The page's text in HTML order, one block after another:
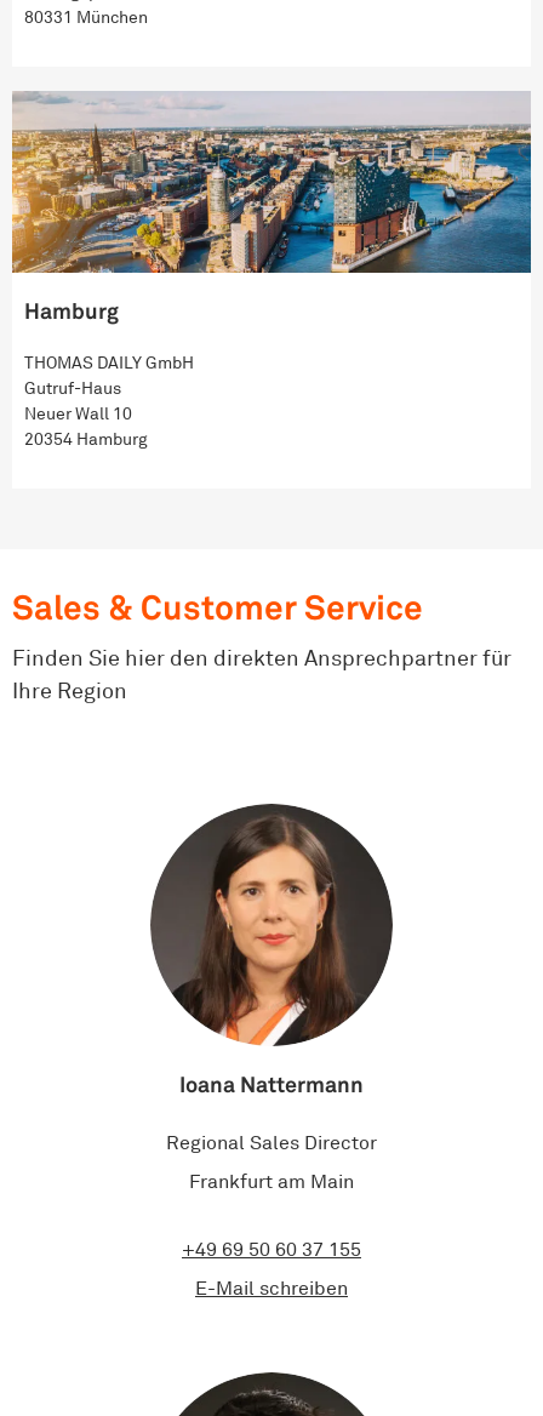
80331 München
Hamburg
THOMAS DAILY GmbH
Gutruf-Haus
Neuer Wall 10
20354 Hamburg
Sales & Customer Service
Finden Sie hier den direkten Ansprechpartner für
Ihre Region
Ioana Nattermann
Regional Sales Director
Frankfurt am Main
+49 69 50 60 37 155
E-Mail schreiben